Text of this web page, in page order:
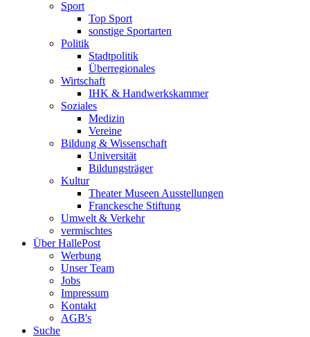
Sport
Top Sport
sonstige Sportarten
Politik
Stadtpolitik
Überregionales
Wirtschaft
IHK & Handwerkskammer
Soziales
Medizin
Vereine
Bildung & Wissenschaft
Universität
Bildungsträger
Kultur
Theater Museen Ausstellungen
Franckesche Stiftung
Umwelt & Verkehr
vermischtes
Über HallePost
Werbung
Unser Team
Jobs
Impressum
Kontakt
AGB's
Suche